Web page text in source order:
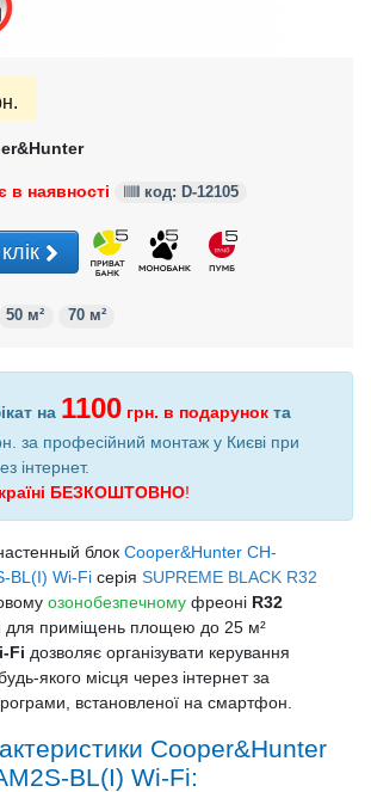
в наявності код: D-12105
50 м² 70 м²
на 1100 грн. в подарунок та
за професійний монтаж у Києві при
інтернет.
БЕЗКОШТОВНО!
блок Cooper&Hunter CH-
BL(I) Wi-Fi серія SUPREME BLACK R32
озонобезпечному фреоні R32
для приміщень площею до 25 м²
Fi дозволяє організувати керування
якого місця через інтернет за
встановленої на смартфон.
Cooper&Hunter
BL(I) Wi-Fi: